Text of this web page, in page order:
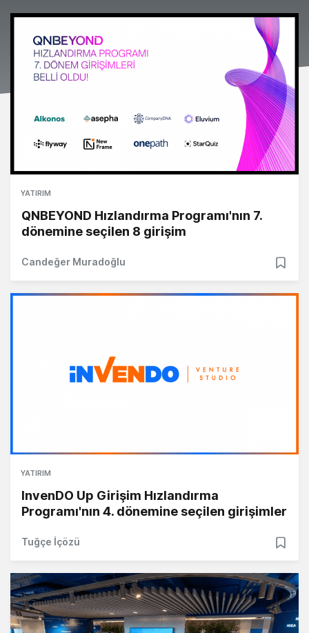
YATIRIM
QNBEYOND Hızlandırma Programı'nın 7.
dönemine seçilen 8 girişim
Candeğer Muradoğlu
YATIRIM
InvenDO Up Girişim Hızlandırma
Programı'nın 4. dönemine seçilen girişimler
Tuğçe İçözü